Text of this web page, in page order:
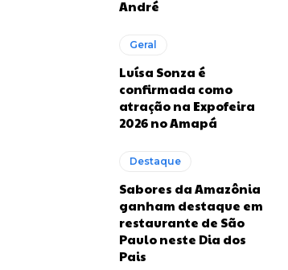
André
Geral
Luísa Sonza é
confirmada como
atração na Expofeira
2026 no Amapá
Destaque
Sabores da Amazônia
ganham destaque em
restaurante de São
Paulo neste Dia dos
Pais